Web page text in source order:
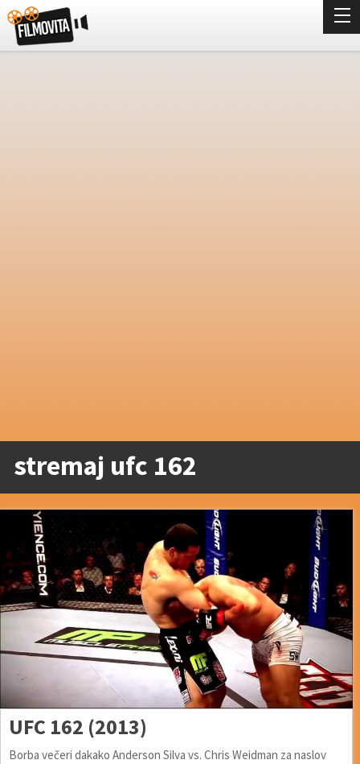
stremaj ufc 162
UFC 162 (2013)
Borba večeri dakako Anderson Silva vs. Chris Weidman za naslov